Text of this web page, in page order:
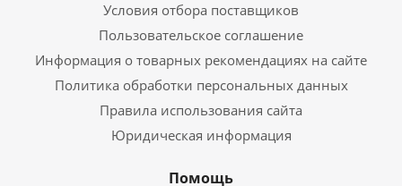
Условия отбора поставщиков
Пользовательское соглашение
Информация о товарных рекомендациях на сайте
Политика обработки персональных данных
Правила использования сайта
Юридическая информация
Помощь